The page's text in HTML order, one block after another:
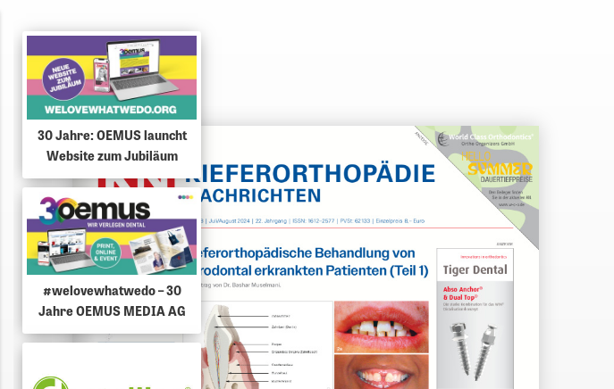
30 Jahre: OEMUS launcht
Website zum Jubiläum
#welovewhatwedo – 30
Jahre OEMUS MEDIA AG